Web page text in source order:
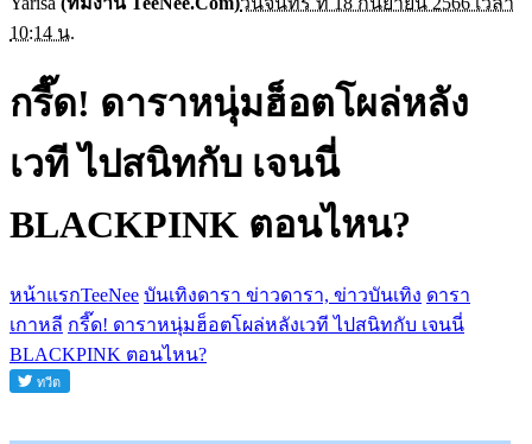
10:14 น.
กรี๊ด! ดาราหนุ่มฮ็อตโผล่หลัง
เวที ไปสนิทกับ เจนนี่
BLACKPINK ตอนไหน?
หน้าแรกTeeNee บันเทิงดารา ข่าวดารา, ข่าวบันเทิง ดารา
เกาหลี กรี๊ด! ดาราหนุ่มฮ็อตโผล่หลังเวที ไปสนิทกับ เจนนี่
BLACKPINK ตอนไหน?